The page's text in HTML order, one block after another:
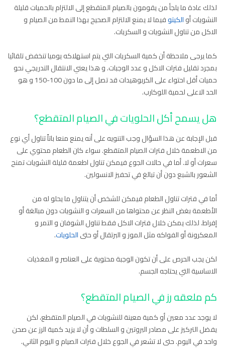
لذلك عادة ما يلجأ من يقومون بالصيام المتقطع إلى الالتزام بالحميات قليلة
النشويات أوالكيتوفيما لا يمنع الالتزام الصحيح بهذا النمط من الصيام و
الاكل من تناول النشويات و السكريات.
كما يرجى ملاحظة أن كمية السكريات التي يتم استهلاكه يوميا تنخفض تلقائيا
بمجرد تقليل فترات الاكل و عدد الوجبات. و هذا يعني الانتقال التدريجي نحو
حميات أقل احتواء على الكربوهيدات قد تصل إلى ما دون 100-150 و هو
الحد الاعلى لحمية اللوكارب.
هل يسمح أكل الحلويات في الصيام المتقطع؟
قبل الإجابة عن هذا السؤال وجب التنويه على أنه يمنع منعا باتاً تناول أي نوع
من الاطعمة خلال فترات الصيام المتقطع. سواء كان الطعام محتوي على
سعرات أو لا. أما في حالات الجوع فيمكن تناول اطعمة قليلة النشويات تمنح
الشعور بالشبع دون أن تبالغ في تحفيز الانسولين.
أما في فترات تناول الطعام فيمكن للشخص أن يتناول ما يحلو له من
الأطعمة بغض النظر عن محتواها من السعرات و النشويات دون مبالغة أو
إفراط. لذلك يمكن خلال فترات الاكل فقط تناول الشوفان و التمر و
المعكرونة أو الفواكه مثل الموز و البرتقال أو حتىالحلويات.
لكن يجب الحرص على أن تكون الوجبة محتوية على العناصر و المغذيات
الاساسية التي يحتاجه الجسم.
كم ملعقه رز في الصيام المتقطع؟
لا يوجد عدد معين أو كمية معينة للنشويات في الصيام المتقطع، لكن
يفضل التركيز على مصادر البروتين و السلطات و أن لا يزيد كمية الرز عن صحن
واحد في اليوم. حتى لا تشعر في الجوع خلال فترات الصيام و اليوم الثاني.